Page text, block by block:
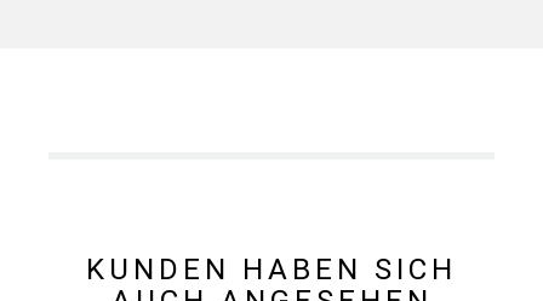
KUNDEN HABEN SICH